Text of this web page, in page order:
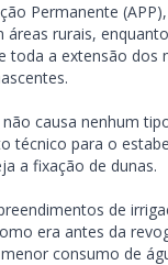
Permanente
rurais,
a extensão dos
causa nenhum
técnico para o
a fixação de dunas.
de
era antes da
consumo de